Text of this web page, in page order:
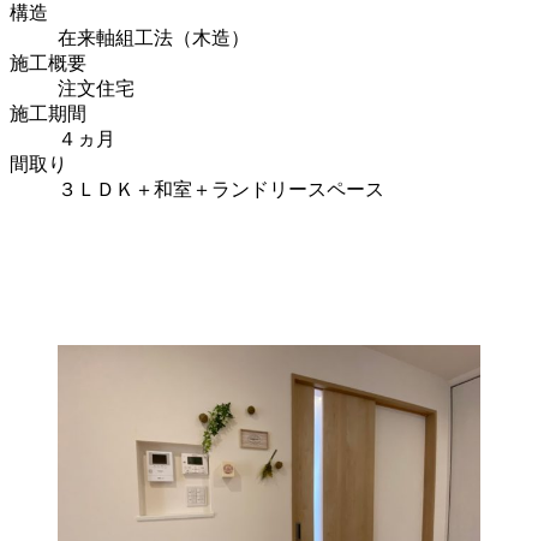
構造
在来軸組工法（木造）
施工概要
注文住宅
施工期間
４ヵ月
間取り
３ＬＤＫ＋和室＋ランドリースペース